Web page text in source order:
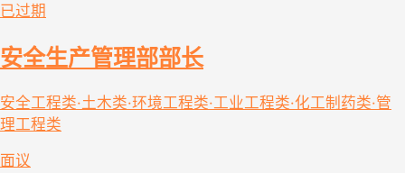
已过期
安全生产管理部部长
安全工程类·土木类·环境工程类·工业工程类·化工制药类·管
理工程类
面议